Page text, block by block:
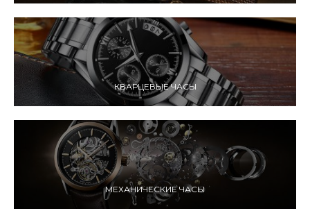
КВАРЦЕВЫЕ ЧАСЫ
МЕХАНИЧЕСКИЕ ЧАСЫ